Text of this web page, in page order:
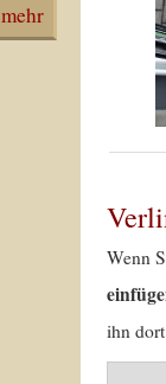
mehr
Wenn
ihn